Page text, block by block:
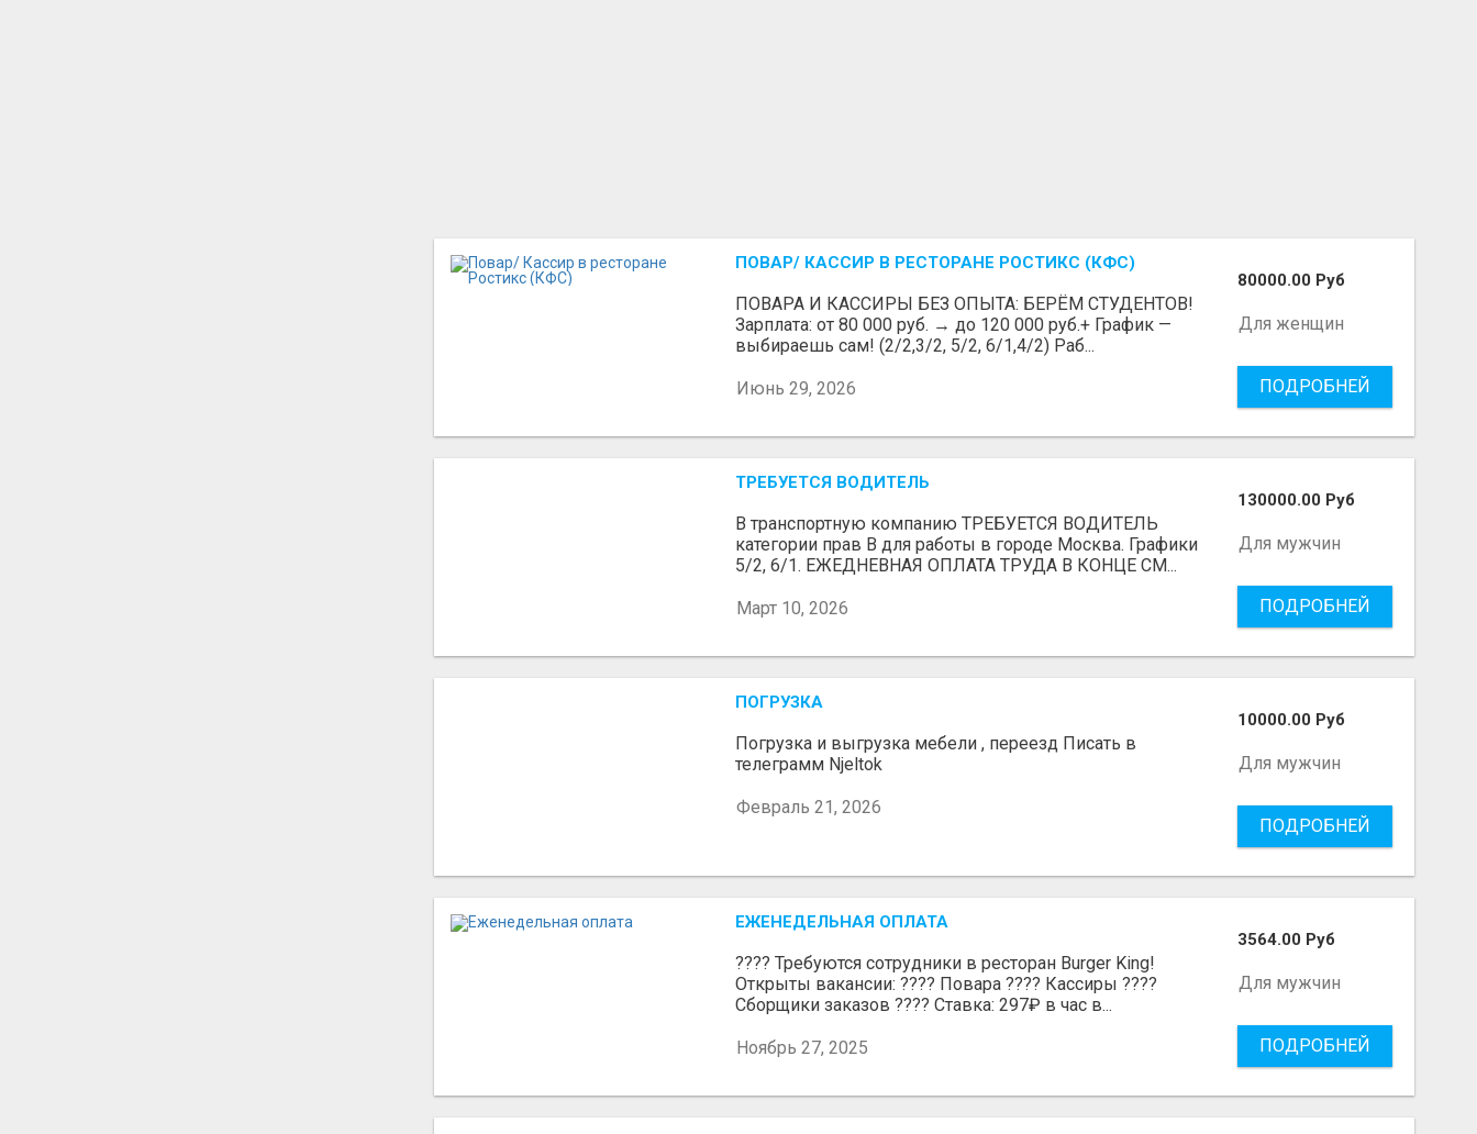
ПОВАР/ КАССИР В РЕСТОРАНЕ РОСТИКС (КФС)
ПОВАРА И КАССИРЫ БЕЗ ОПЫТА: БЕРЁМ СТУДЕНТОВ!
Зарплата: от 80 000 руб. → до 120 000 руб.+ График —
выбираешь сам! (2/2,3/2, 5/2, 6/1,4/2) Раб...
Июнь 29, 2026
80000.00 Руб
Для женщин
ПОДРОБНЕЙ
ТРЕБУЕТСЯ ВОДИТЕЛЬ
В транспортную компанию ТРЕБУЕТСЯ ВОДИТЕЛЬ
категории прав В для работы в городе Москва. Графики
5/2, 6/1. ЕЖЕДНЕВНАЯ ОПЛАТА ТРУДА В КОНЦЕ СМ...
Март 10, 2026
130000.00 Руб
Для мужчин
ПОДРОБНЕЙ
ПОГРУЗКА
Погрузка и выгрузка мебели , переезд Писать в
телеграмм Njeltok
Февраль 21, 2026
10000.00 Руб
Для мужчин
ПОДРОБНЕЙ
ЕЖЕНЕДЕЛЬНАЯ ОПЛАТА
???? Требуются сотрудники в ресторан Burger King!
Открыты вакансии: ???? Повара ???? Кассиры ????
Сборщики заказов ???? Ставка: 297₽ в час в...
Ноябрь 27, 2025
3564.00 Руб
Для мужчин
ПОДРОБНЕЙ